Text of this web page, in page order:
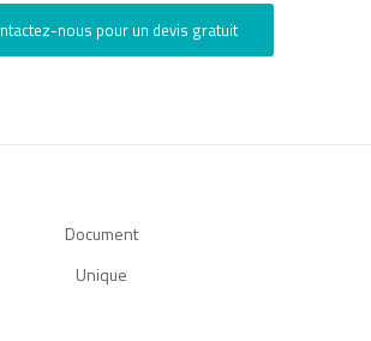
nous pour un devis gratuit
Document
Unique